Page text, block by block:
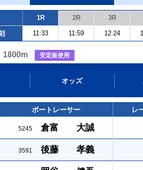
1R 2R 3R
11:33 11:59 12:24
安定板使用
オッズ
ボートレーサー レ
5245 倉富 大誠
3591 後藤 孝義